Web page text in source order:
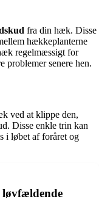
fra din hæk. Disse
hækkeplanterne
regelmæssigt for
problemer senere hen.
ved at klippe den,
Disse enkle trin kan
i løbet af foråret og
løvfældende